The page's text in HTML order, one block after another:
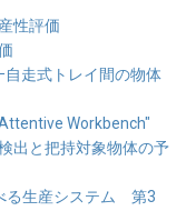
性評価
走式トレイ間の物体
Workbench"
出と把持対象物体の予
る生産システム 第3